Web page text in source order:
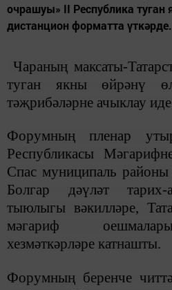
очрашуы» II Республика
дистанцион форматта үткәрде.
Чараның максаты-
туган якны өйрәнү
тәҗрибәләрне ачыклау иде
Форумның пленар
Республикасы
Спас муниципаль
Болгар дәүләт тарих-
тыюлыгы вәкилләре,
мәгариф
хезмәткәрләре катнашты.
Форумның беренче